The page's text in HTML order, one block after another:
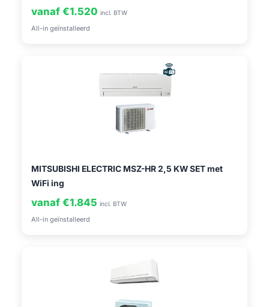
vanaf €1.520 incl. BTW
All-in geïnstalleerd
MITSUBISHI ELECTRIC MSZ-HR 2,5 KW SET met
WiFi ing
vanaf €1.845 incl. BTW
All-in geïnstalleerd